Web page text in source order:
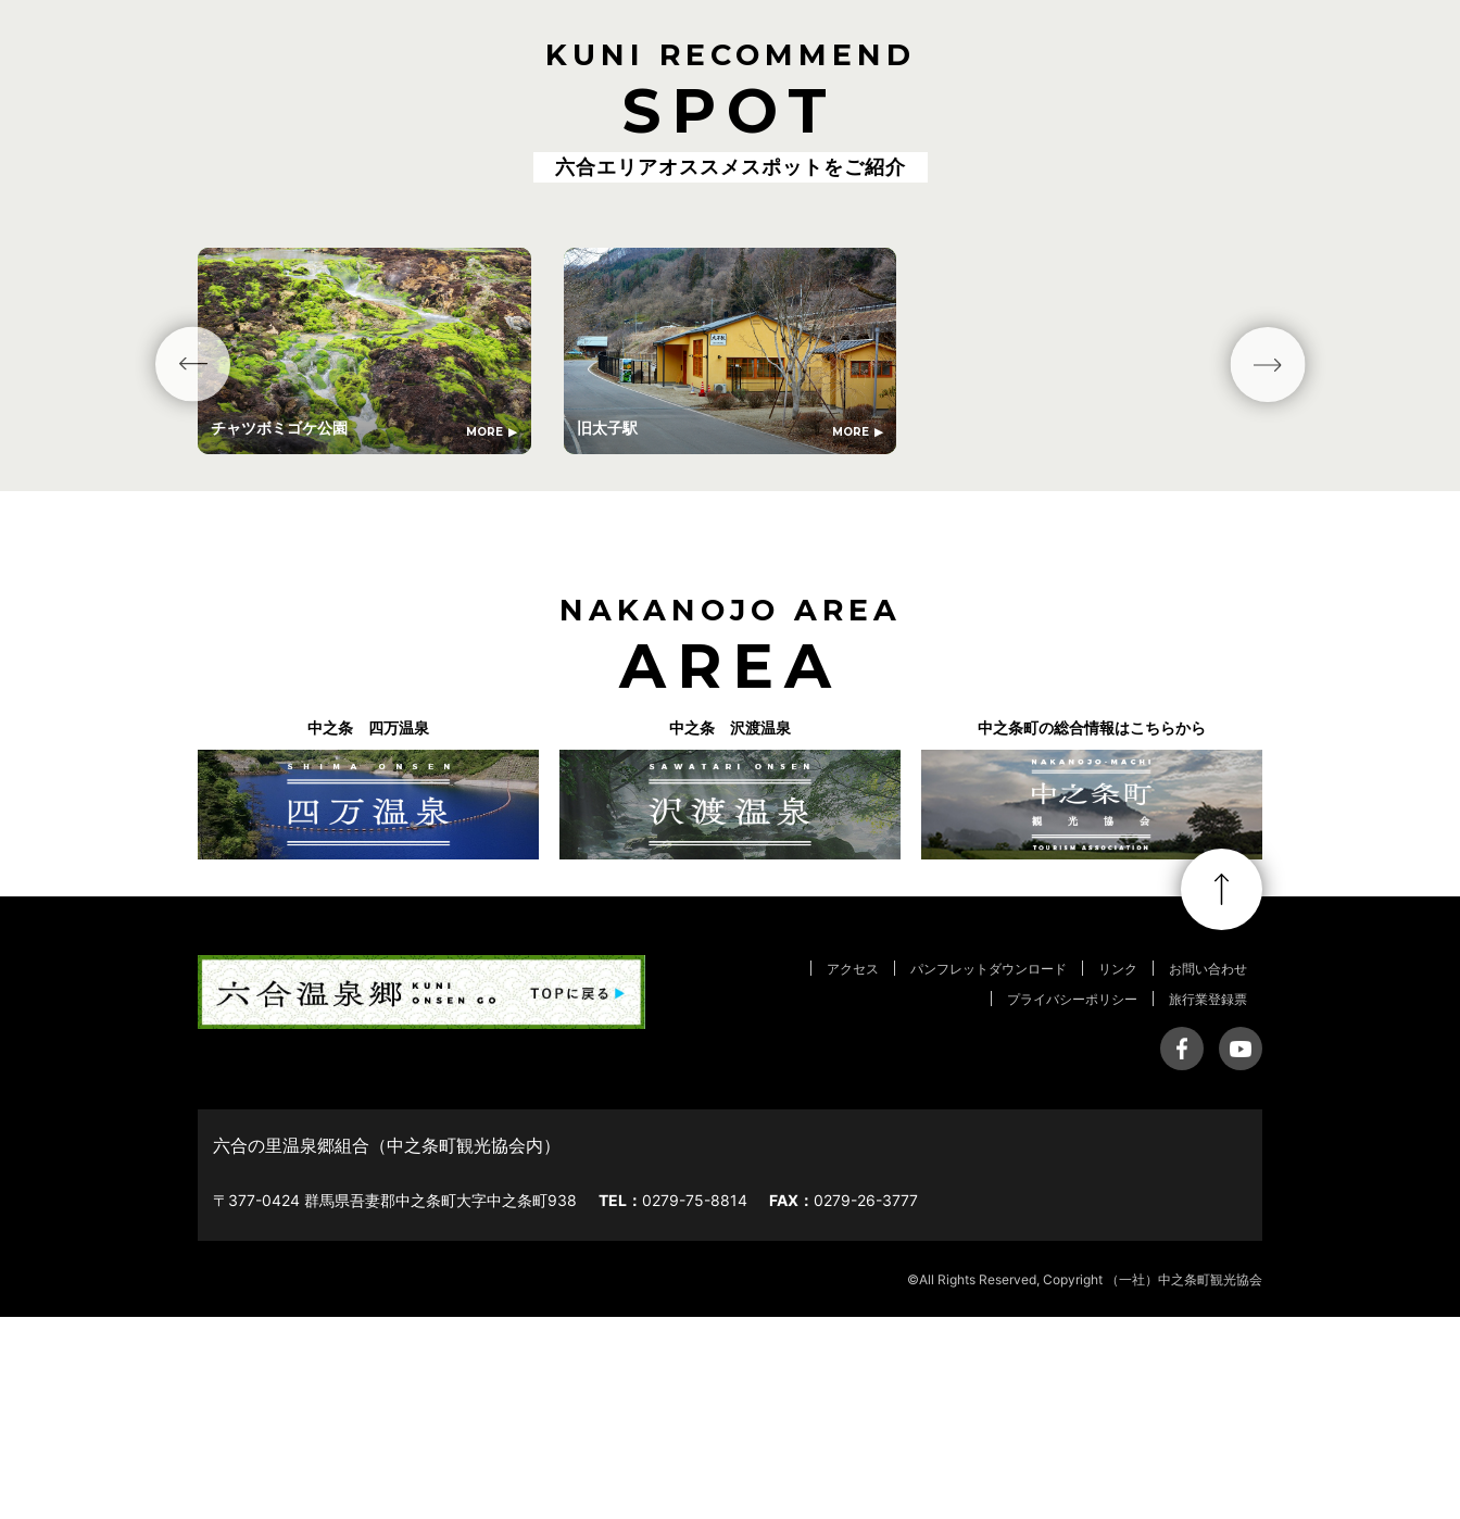
KUNI RECOMMEND
SPOT
六合エリアオススメスポットをご紹介
チャツボミゴケ公園 MORE 旧太子駅 MORE
NAKANOJO AREA
AREA
中之条 四万温泉 中之条 沢渡温泉 中之条町の総合情報はこちらから
アクセス パンフレットダウンロード リンク
お問い合わせ
プライバシーポリシー
旅行業登録票
六合の里温泉郷組合（中之条町観光協会内）
〒377-0424 群馬県吾妻郡中之条町大字中之条町938 TEL： 0279-75-8814 FAX： 0279-26-3777
©All Rights Reserved, Copyright （一社）中之条町観光協会